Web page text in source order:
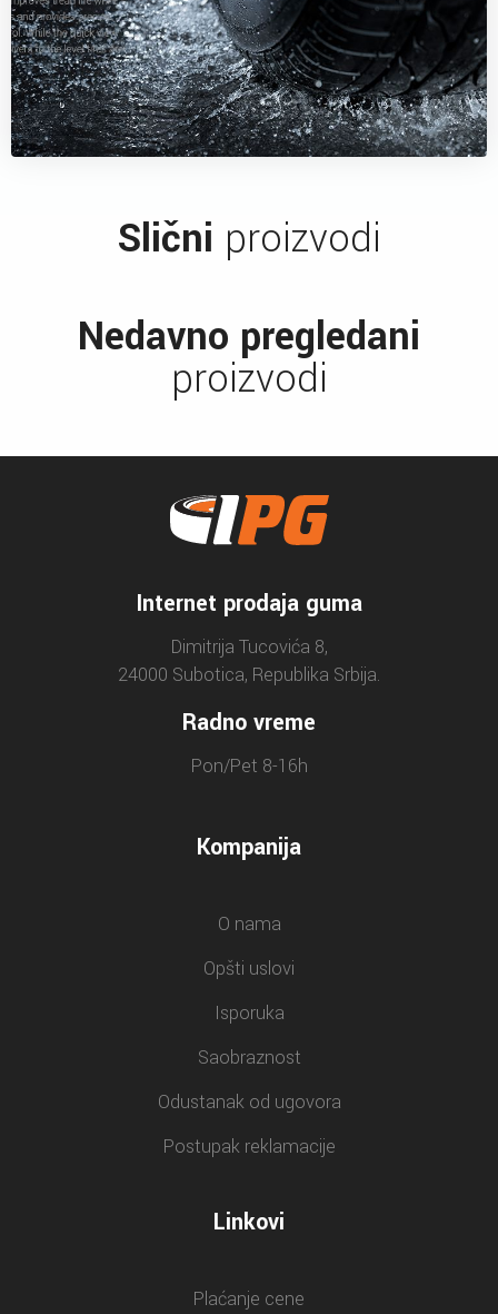
Slični proizvodi
Nedavno pregledani
proizvodi
Internet prodaja guma
Dimitrija Tucovića 8,
24000 Subotica, Republika Srbija.
Radno vreme
Pon/Pet 8-16h
Kompanija
O nama
Opšti uslovi
Isporuka
Saobraznost
Odustanak od ugovora
Postupak reklamacije
Linkovi
Plaćanje cene